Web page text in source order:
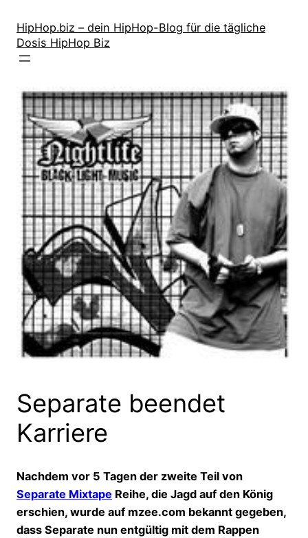
Inhalt
springen
HipHop.biz – dein HipHop-Blog für die tägliche
Dosis HipHop Biz
Separate beendet
Karriere
Nachdem vor 5 Tagen der zweite Teil von
Separate Mixtape Reihe, die Jagd auf den König
erschien, wurde auf mzee.com bekannt gegeben,
dass Separate nun entgültig mit dem Rappen